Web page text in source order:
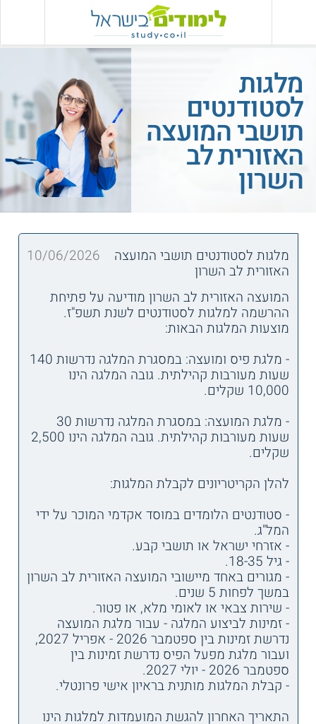
מלגות
לסטודנטים
תושבי המועצה
האזורית לב
השרון
מלגות לסטודנטים תושבי המועצה
האזורית לב השרון
10/06/2026
המועצה האזורית לב השרון מודיעה על פתיחת
ההרשמה למלגות לסטודנטים לשנת תשפ"ז.
מוצעות המלגות הבאות:
- מלגת פיס ומועצה: במסגרת המלגה נדרשות 140
שעות מעורבות קהילתית. גובה המלגה הינו
10,000 שקלים.
- מלגת המועצה: במסגרת המלגה נדרשות 30
שעות מעורבות קהילתית. גובה המלגה הינו 2,500
שקלים.
להלן הקריטריונים לקבלת המלגות:
- סטודנטים הלומדים במוסד אקדמי המוכר על ידי
המל"ג.
- אזרחי ישראל או תושבי קבע.
- גיל 18-35.
- מגורים באחד מיישובי המועצה האזורית לב השרון
במשך לפחות 5 שנים.
- שירות צבאי או לאומי מלא, או פטור.
- זמינות לביצוע המלגה - עבור מלגת המועצה
נדרשת זמינות בין ספטמבר 2026 - אפריל 2027,
ועבור מלגת מפעל הפיס נדרשת זמינות בין
ספטמבר 2026 - יולי 2027.
- קבלת המלגות מותנית בראיון אישי פרונטלי.
התאריך האחרון להגשת המועמדות למלגות הינו